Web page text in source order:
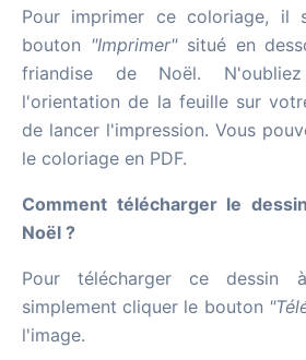
Pour imprimer ce coloriage, il
bouton "Imprimer"situé en
friandise de Noël.
l'orientation de la feuille sur
de lancer l'impression. Vous
le coloriage en PDF.
Comment télécharger le
Noël ?
Pour télécharger ce dessin
simplement cliquer le bouton
l'image.